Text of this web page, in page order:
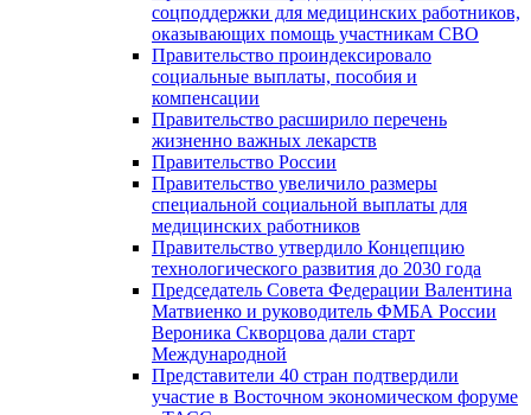
соцподдержки для медицинских работников,
оказывающих помощь участникам СВО
Правительство проиндексировало
социальные выплаты, пособия и
компенсации
Правительство расширило перечень
жизненно важных лекарств
Правительство России
Правительство увеличило размеры
специальной социальной выплаты для
медицинских работников
Правительство утвердило Концепцию
технологического развития до 2030 года
Председатель Совета Федерации Валентина
Матвиенко и руководитель ФМБА России
Вероника Скворцова дали старт
Международной
Представители 40 стран подтвердили
участие в Восточном экономическом форуме